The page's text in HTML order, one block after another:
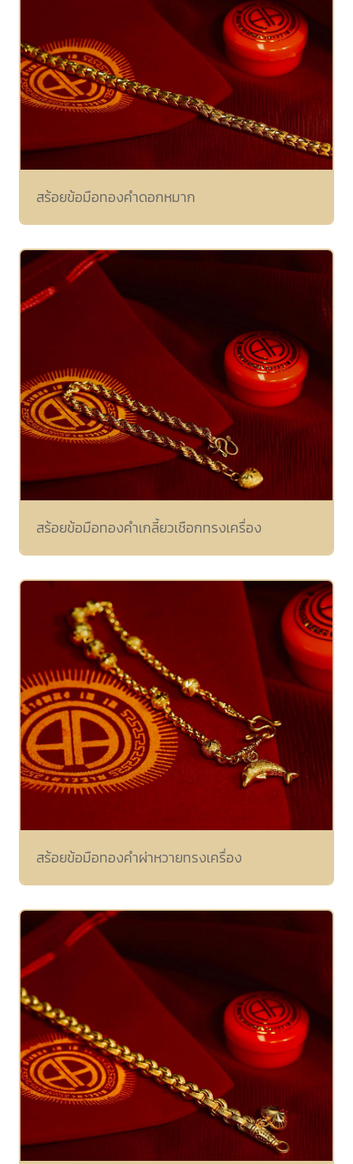
สร้อย
ข้อ
ทองคำ
สร้อยข้อมือทองคำดอกหมาก
สร้อยข้อมือทองคำเกลี้ยวเชือกทรงเครื่อง
สร้อยข้อมือทองคำผ่าหวายทรงเครื่อง